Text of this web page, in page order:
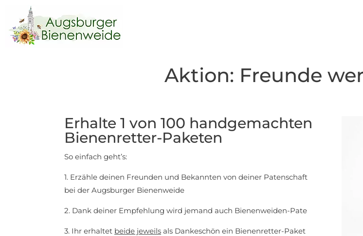
Aktion: Freunde
Erhalte 1 von 100 handgemachten
Bienenretter-Paketen
So einfach geht’s:
1. Erzähle deinen Freunden und Bekannten von deiner Patenschaft
bei der Augsburger Bienenweide
2. Dank deiner Empfehlung wird jemand auch Bienenweiden-Pate
3. Ihr erhaltet beide jeweils als Dankeschön ein Bienenretter-Paket